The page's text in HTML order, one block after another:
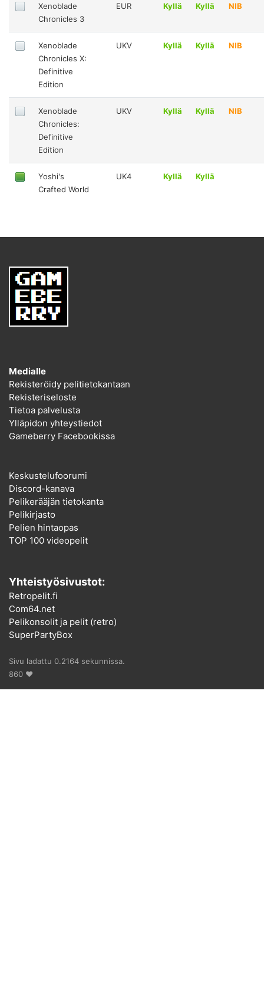
Xenoblade
Chronicles 3
EUR Kyllä Kyllä NIB
Xenoblade
Chronicles X:
Definitive
Edition
UKV Kyllä Kyllä NIB
Xenoblade
Chronicles:
Definitive
Edition
UKV Kyllä Kyllä NIB
Yoshi's
Crafted World
UK4 Kyllä Kyllä
Medialle
Rekisteröidy pelitietokantaan
Rekisteriseloste
Tietoa palvelusta
Ylläpidon yhteystiedot
Gameberry Facebookissa
Keskustelufoorumi
Discord-kanava
Pelikerääjän tietokanta
Pelikirjasto
Pelien hintaopas
TOP 100 videopelit
Yhteistyösivustot:
Retropelit.fi
Com64.net
Pelikonsolit ja pelit (retro)
SuperPartyBox
Sivu ladattu 0.2164 sekunnissa.
860 ♥